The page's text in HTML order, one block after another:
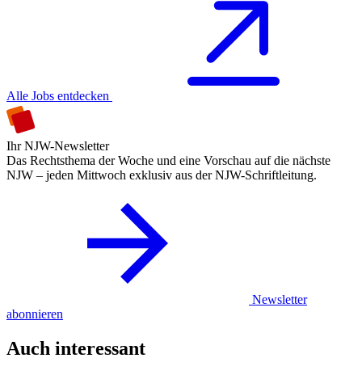
Alle Jobs entdecken
Ihr NJW-Newsletter
Das Rechtsthema der Woche und eine Vorschau auf die nächste
NJW – jeden Mittwoch exklusiv aus der NJW-Schriftleitung.
Newsletter
abonnieren
Auch interessant